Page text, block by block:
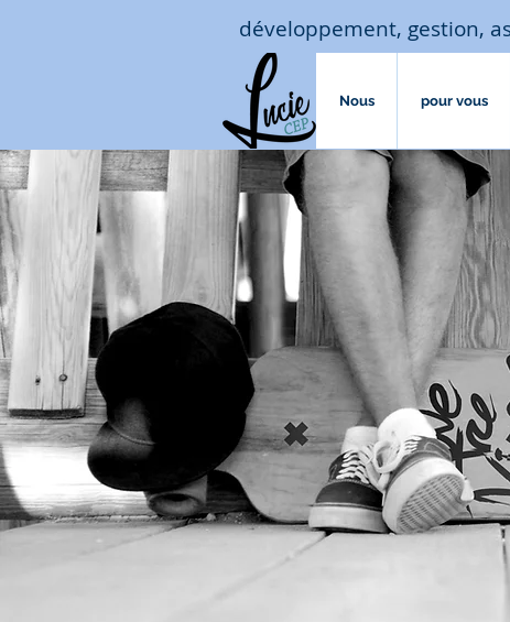
développement, gestion,
Nous pour vous